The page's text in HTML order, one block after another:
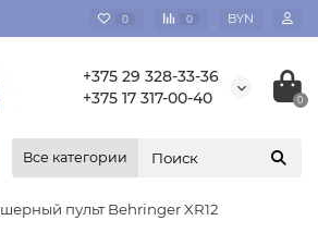
0 0 BYN
+375 29 328-33-36
+375 17 317-00-40
0
Все категории
пульт Behringer XR12